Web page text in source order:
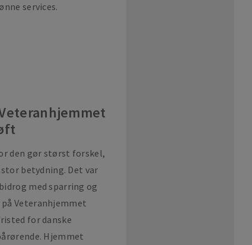
services.
den gør størst forskel,
betydning. Det var
med sparring og
Veteranhjemmet
for danske
Hjemmet